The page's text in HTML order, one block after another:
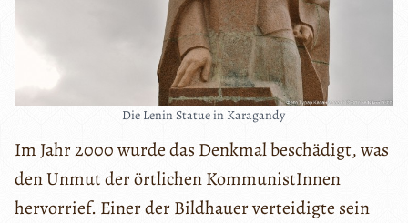
Die Lenin Statue in Karagandy
Im Jahr 2000 wurde das Denkmal beschädigt, was
den Unmut der örtlichen KommunistInnen
hervorrief. Einer der Bildhauer verteidigte sein